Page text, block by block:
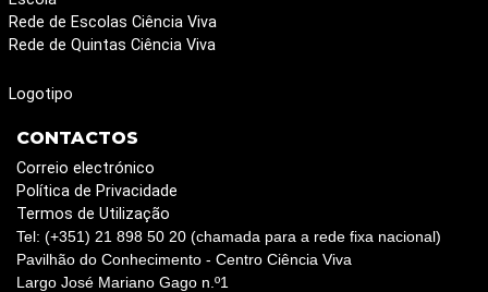
Rede de Escolas Ciência Viva
Rede de Quintas Ciência Viva
Logotipo
CONTACTOS
Correio electrónico
Política de Privacidade
Termos de Utilização
Tel: (+351) 21 898 50 20 (chamada para a rede fixa nacional)
Pavilhão do Conhecimento - Centro Ciência Viva
Largo José Mariano Gago n.º1